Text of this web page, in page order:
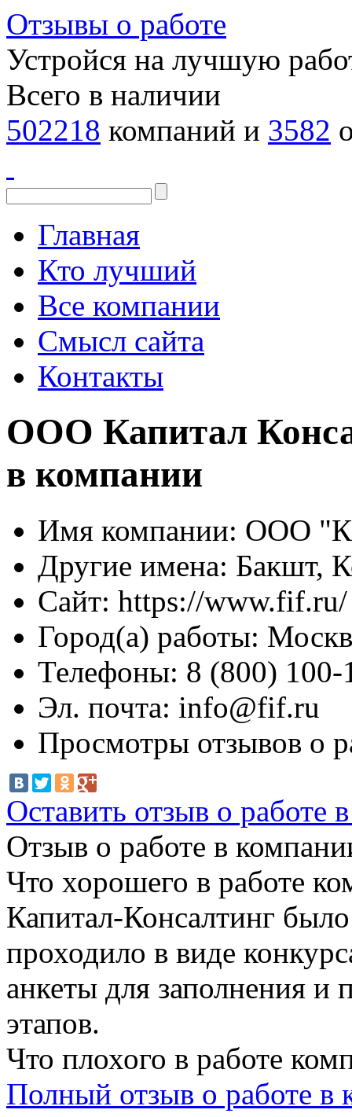
Отзывы о работе
Устройся на лучшую
Всего в наличии
502218 компаний и 3582
Главная
Кто лучший
Все компании
Смысл сайта
Контакты
ООО Капитал
в компании
Имя компании: ООО
Другие имена: Бакшт,
Сайт: https://www.fif.ru/
Город(а) работы:
Телефоны: 8 (800) 100-
Эл. почта: info@fif.ru
Просмотры отзывов о
Оставить отзыв о работе
Отзыв о работе в
Что хорошего в работе
Капитал-Консалтинг
проходило в виде
анкеты для заполнения и
этапов.
Что плохого в работе
Полный отзыв о работе в